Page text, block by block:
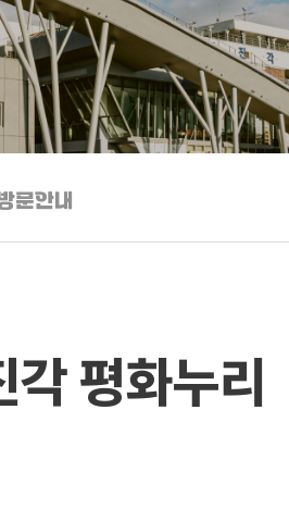
문안내
각 평화누리